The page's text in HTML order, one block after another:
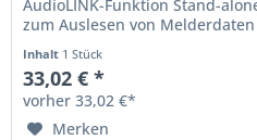
AudioLINK-Funktion Stand-
zum Auslesen von
Inhalt 1 Stück
33,02 € *
vorher 33,02 €*
Merken